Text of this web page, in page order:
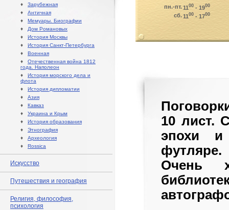
♦ Зарубежная
♦ Античная
♦ Мемуары. Биографии
♦ Дом Романовых
♦ История Москвы
♦ История Санкт-Петербурга
♦ Военная
♦ Отечественная война 1812
года. Наполеон
♦ История морского дела и
флота
♦ История дипломатии
♦ Азия
♦ Кавказ
♦ Украина и Крым
♦ История образования
♦ Этнография
♦ Археология
♦ Rossica
Искусство
Путешествия и география
Религия, философия,
психология
пн.-пт.1100 - 1900
сб.1100 - 1700
10 лист.
эпохи и
футляре.
Очень